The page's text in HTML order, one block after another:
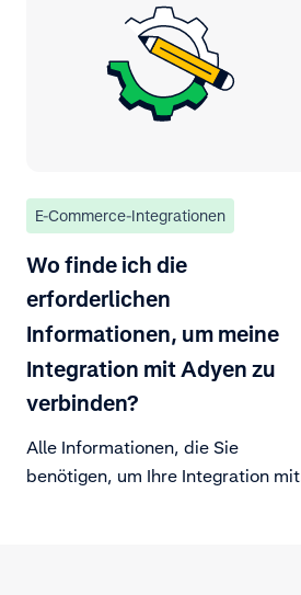
E-Commerce-Integrationen
Wo finde ich die
erforderlichen
Informationen, um meine
Integration mit Adyen zu
verbinden?
Alle Informationen, die Sie
benötigen, um Ihre Integration mit